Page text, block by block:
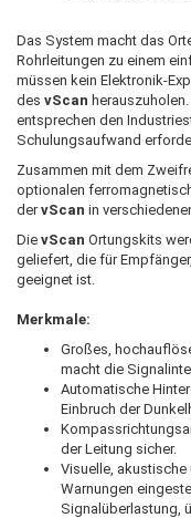
Das System macht das
Rohrleitungen zu einem
müssen kein Elektronik-
des vScan
entsprechen den
Schulungsaufwand
Zusammen mit dem
optionalen
dervScan in
Die vScan Ortungskits
geliefert, die für
geeignet ist.
Merkmale:
Großes,
macht die
Automatische
Einbruch der
der Leitung sicher.
Visuelle, akustische
Warnungen
Signalüberlastung,